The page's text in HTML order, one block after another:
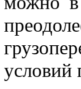
условий